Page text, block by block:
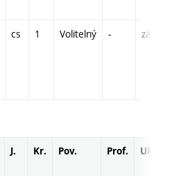
cs 1 Volitelný - zá
J. Kr. Pov. Prof. Uk.